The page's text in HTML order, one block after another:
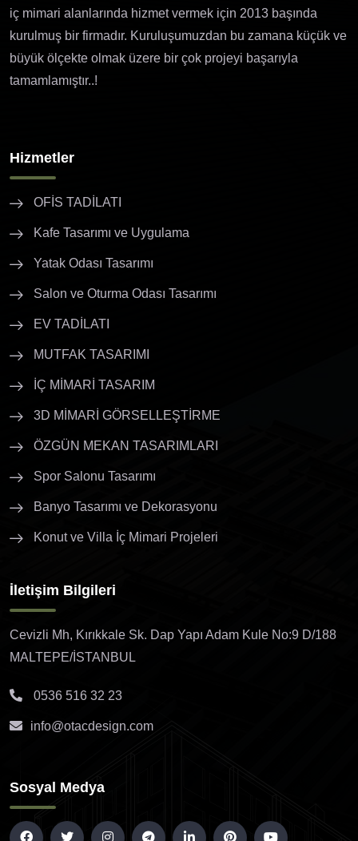
iç mimari alanlarında hizmet vermek için 2013 başında
kurulmuş bir firmadır. Kuruluşumuzdan bu zamana küçük ve
büyük ölçekte olmak üzere bir çok projeyi başarıyla
tamamlamıştır..!
Hizmetler
OFİS TADİLATI
Kafe Tasarımı ve Uygulama
Yatak Odası Tasarımı
Salon ve Oturma Odası Tasarımı
EV TADİLATI
MUTFAK TASARIMI
İÇ MİMARİ TASARIM
3D MİMARİ GÖRSELLEŞTİRME
ÖZGÜN MEKAN TASARIMLARI
Spor Salonu Tasarımı
Banyo Tasarımı ve Dekorasyonu
Konut ve Villa İç Mimari Projeleri
İletişim Bilgileri
Cevizli Mh, Kırıkkale Sk. Dap Yapı Adam Kule No:9 D/188
MALTEPE/İSTANBUL
0536 516 32 23
info@otacdesign.com
Sosyal Medya